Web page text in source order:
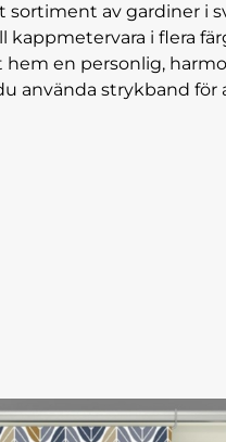
av gardiner i
i flera
en personlig,
använda strykband för